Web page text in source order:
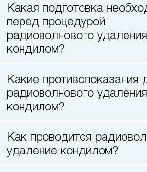
Какая подготовка необходима
перед процедурой
радиоволнового удаления
кондилом?
Какие противопоказания для
радиоволнового удаления
кондилом?
Как проводится радиоволновое
удаление кондилом?